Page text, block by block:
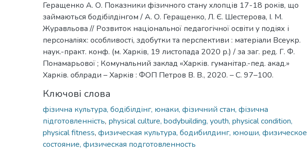
Геращенко А. О. Показники фізичного стану хлопців 17-18 років, що
займаються бодібілдінгом / А. О. Геращенко, Л. Є. Шестерова, І. М.
Журавльова // Розвиток національної педагогічної освіти у подіях і
персоналіях: особливості, здобутки та перспективи : матеріали Всеукр.
наук.-практ. конф. (м. Харків, 19 листопада 2020 р.) / за заг. ред. Г. Ф.
Понамарьової ; Комунальний заклад «Харків. гуманітар.-пед. акад.»
Харків. облради – Харків : ФОП Петров В. В., 2020. – С. 97–100.
Ключові слова
фізична культура, бодібілдінг, юнаки, фізичний стан, фізична
підготовленність, рhysical culture, bodybuilding, youth, physical condition,
physical fitness, физическая культура, бодибилдинг, юноши, физическое
состояние, физическая подготовленность